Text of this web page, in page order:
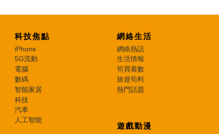
科技焦點
iPhone
5G流動
電腦
數碼
智能家居
科技
汽車
人工智能
網絡生活
網絡熱話
生活情報
筍買着數
旅遊筍料
熱門話題
遊戲動漫